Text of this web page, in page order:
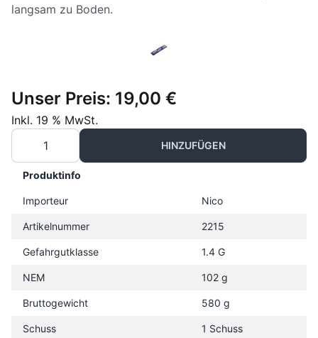
langsam zu Boden.
Unser Preis: 19,00 €
Inkl. 19 % MwSt.
HINZUFÜGEN
Produktinfo
Importeur Nico
Artikelnummer 2215
Gefahrgutklasse 1.4 G
NEM 102 g
Bruttogewicht 580 g
Schuss 1 Schuss